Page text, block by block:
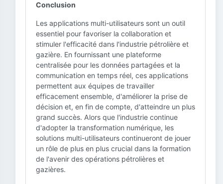
Conclusion
Les applications multi-utilisateurs sont un outil
essentiel pour favoriser la collaboration et
stimuler l'efficacité dans l'industrie pétrolière et
gazière. En fournissant une plateforme
centralisée pour les données partagées et la
communication en temps réel, ces applications
permettent aux équipes de travailler
efficacement ensemble, d'améliorer la prise de
décision et, en fin de compte, d'atteindre un plus
grand succès. Alors que l'industrie continue
d'adopter la transformation numérique, les
solutions multi-utilisateurs continueront de jouer
un rôle de plus en plus crucial dans la formation
de l'avenir des opérations pétrolières et
gazières.